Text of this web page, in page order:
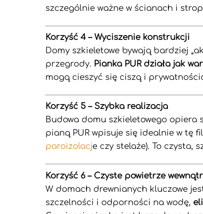
szczególnie ważne w ścianach i
Korzyść 4 – Wyciszenie konstrukcji
Domy szkieletowe bywają bardziej
przegrody. Pianka PUR działa jak
mogą cieszyć się ciszą i
Korzyść 5 – Szybka realizacja
Budowa domu szkieletowego opiera
pianą PUR wpisuje się idealnie w tę
paroizolacje czy stelaże). To czysta,
Korzyść 6 – Czyste powietrze
W domach drewnianych kluczowe
szczelności i odporności na wodę,